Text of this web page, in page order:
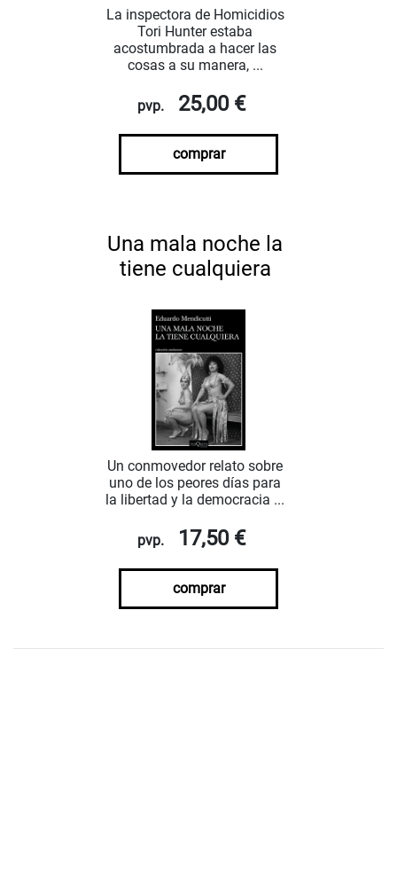
La inspectora de Homicidios
Tori Hunter estaba
acostumbrada a hacer las
cosas a su manera, ...
pvp. 25,00 €
comprar
Una mala noche la
tiene cualquiera
Un conmovedor relato sobre
uno de los peores días para
la libertad y la democracia ...
pvp. 17,50 €
comprar